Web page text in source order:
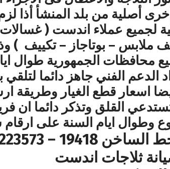
أصلية من بلد المنشأ أذا
لجميع عملاء اندست (
ملابس – بوتاجاز – تكييف )
محافظات الجمهورية طوال
الفني جاهز دائما لتلقي
اسعار قطع الغيار وطريقة
القلق وتذكر دائما ان
وطوال ايام السنة على
– 01000223573
ثلاجات اندست